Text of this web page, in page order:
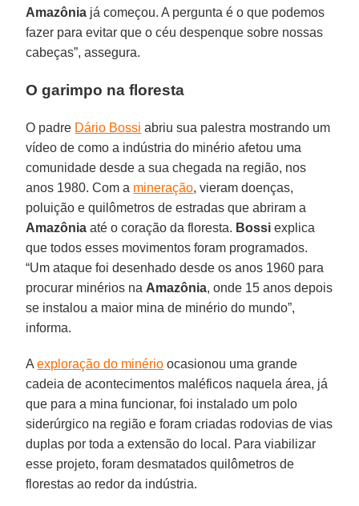
Amazônia já começou. A pergunta é o que podemos
fazer para evitar que o céu despenque sobre nossas
cabeças”, assegura.
O garimpo na floresta
O padre Dário Bossi abriu sua palestra mostrando um
vídeo de como a indústria do minério afetou uma
comunidade desde a sua chegada na região, nos
anos 1980. Com a mineração, vieram doenças,
poluição e quilômetros de estradas que abriram a
Amazônia até o coração da floresta. Bossi explica
que todos esses movimentos foram programados.
“Um ataque foi desenhado desde os anos 1960 para
procurar minérios na Amazônia, onde 15 anos depois
se instalou a maior mina de minério do mundo”,
informa.
Aexploração do minério ocasionou uma grande
cadeia de acontecimentos maléficos naquela área, já
que para a mina funcionar, foi instalado um polo
siderúrgico na região e foram criadas rodovias de vias
duplas por toda a extensão do local. Para viabilizar
esse projeto, foram desmatados quilômetros de
florestas ao redor da indústria.